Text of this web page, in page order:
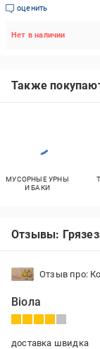
оценить
Нет в наличии
Также
МУСОРНЫЕ УРНЫ
И БАКИ
Отзывы:
Отзыв про:
Віола
доставка швидка